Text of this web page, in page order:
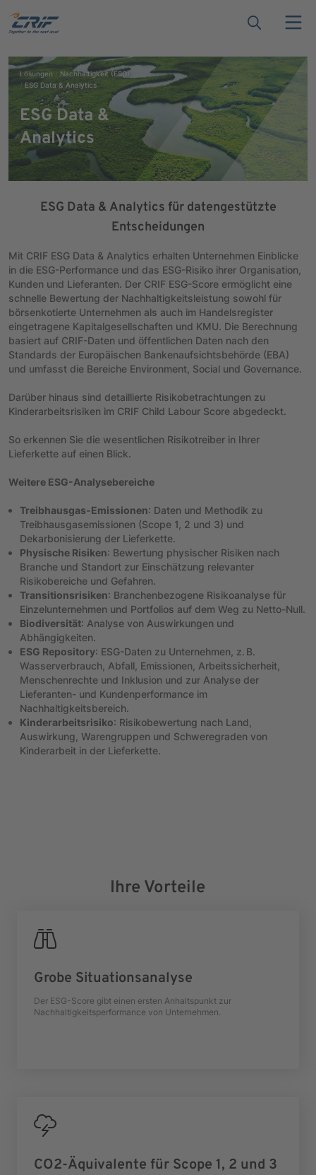
Lösungen
Nachhaltigkeit (ESG)
ESG Data & Analytics
ESG Data &
Analytics
ESG Data & Analytics für datengestützte
Entscheidungen
Mit CRIF ESG Data & Analytics erhalten Unternehmen Einblicke
in die ESG-Performance und das ESG-Risiko ihrer Organisation,
Kunden und Lieferanten. Der CRIF ESG-Score ermöglicht eine
schnelle Bewertung der Nachhaltigkeitsleistung sowohl für
börsenkotierte Unternehmen als auch im Handelsregister
eingetragene Kapitalgesellschaften und KMU. Die Berechnung
basiert auf CRIF-Daten und öffentlichen Daten nach den
Standards der Europäischen Bankenaufsichtsbehörde (EBA)
und umfasst die Bereiche Environment, Social und Governance.
Darüber hinaus sind detaillierte Risikobetrachtungen zu
Kinderarbeitsrisiken im CRIF Child Labour Score abgedeckt.
So erkennen Sie die wesentlichen Risikotreiber in Ihrer
Lieferkette auf einen Blick.
Weitere ESG-Analysebereiche
Treibhausgas-Emissionen: Daten und Methodik zu
Treibhausgasemissionen (Scope 1, 2 und 3) und
Dekarbonisierung der Lieferkette.
Physische Risiken: Bewertung physischer Risiken nach
Branche und Standort zur Einschätzung relevanter
Risikobereiche und Gefahren.
Transitionsrisiken: Branchenbezogene Risikoanalyse für
Einzelunternehmen und Portfolios auf dem Weg zu Netto-Null.
Biodiversität: Analyse von Auswirkungen und
Abhängigkeiten.
ESG Repository: ESG-Daten zu Unternehmen, z. B.
Wasserverbrauch, Abfall, Emissionen, Arbeitssicherheit,
Menschenrechte und Inklusion und zur Analyse der
Lieferanten- und Kundenperformance im
Nachhaltigkeitsbereich.
Kinderarbeitsrisiko: Risikobewertung nach Land,
Auswirkung, Warengruppen und Schweregraden von
Kinderarbeit in der Lieferkette.
Ihre Vorteile
Grobe Situationsanalyse
Der ESG-Score gibt einen ersten Anhaltspunkt zur
Nachhaltigkeitsperformance von Unternehmen.
CO2-Äquivalente für Scope 1, 2 und 3